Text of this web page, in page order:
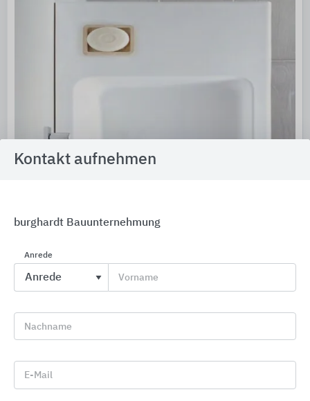
Badserien
Kontakt aufnehmen
burghardt Bauunternehmung
Anrede
Vorname
Nachname
E-Mail